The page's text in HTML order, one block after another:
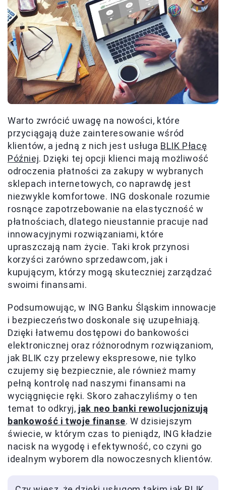
Warto zwrócić uwagę na nowości, które
przyciągają duże zainteresowanie wśród
klientów, a jedną z nich jest usługa BLIK Płacę
Później. Dzięki tej opcji klienci mają możliwość
odroczenia płatności za zakupy w wybranych
sklepach internetowych, co naprawdę jest
niezwykle komfortowe. ING doskonale rozumie
rosnące zapotrzebowanie na elastyczność w
płatnościach, dlatego nieustannie pracuje nad
innowacyjnymi rozwiązaniami, które
upraszczają nam życie. Taki krok przynosi
korzyści zarówno sprzedawcom, jak i
kupującym, którzy mogą skuteczniej zarządzać
swoimi finansami.
Podsumowując, w ING Banku Śląskim innowacje
i bezpieczeństwo doskonale się uzupełniają.
Dzięki łatwemu dostępowi do bankowości
elektronicznej oraz różnorodnym rozwiązaniom,
jak BLIK czy przelewy ekspresowe, nie tylko
czujemy się bezpiecznie, ale również mamy
pełną kontrolę nad naszymi finansami na
wyciągnięcie ręki. Skoro zahaczyliśmy o ten
temat to odkryj, jak neo banki rewolucjonizują
bankowość i twoje finanse. W dzisiejszym
świecie, w którym czas to pieniądz, ING kładzie
nacisk na wygodę i efektywność, co czyni go
idealnym wyborem dla nowoczesnych klientów.